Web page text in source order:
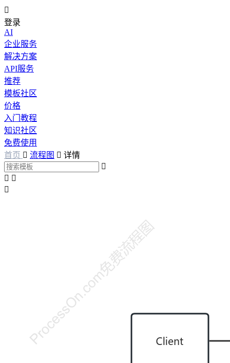

登录
AI
企业服务
解决方案
API服务
推荐
模板社区
价格
入门教程
知识社区
免费使用
首页  流程图  详情

 
